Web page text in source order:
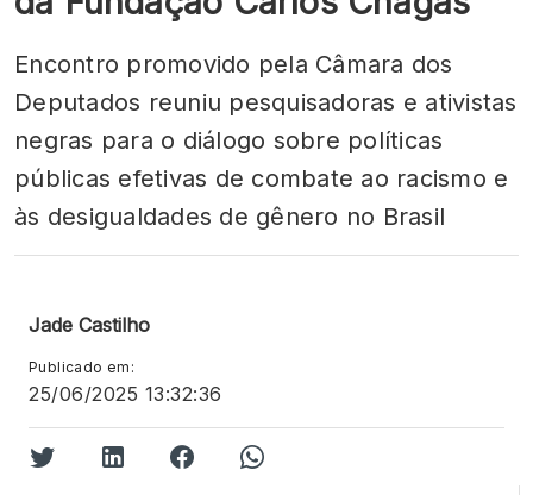
Encontro promovido pela Câmara dos
Deputados reuniu pesquisadoras e ativistas
negras para o diálogo sobre políticas
públicas efetivas de combate ao racismo e
às desigualdades de gênero no Brasil
Jade Castilho
Publicado em:
25/06/2025 13:32:36